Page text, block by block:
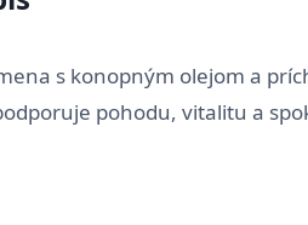
s konopným olejom a